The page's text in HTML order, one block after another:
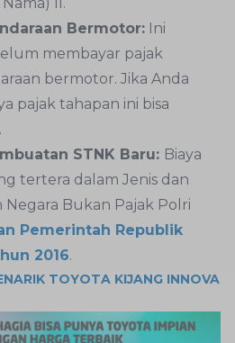
II.
Bermotor: Ini
membayar pajak
bermotor. Jika Anda
pajak tahapan ini bisa
STNK Baru: Biaya
tertera dalam Jenis dan
Negara Bukan Pajak Polri
Pemerintah Republik
2016.
TOYOTA KIJANG INNOVA